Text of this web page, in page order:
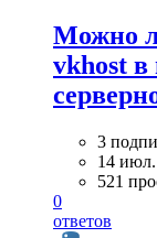
Можно
vkhost в
3
14 июл.
521
0
ответов